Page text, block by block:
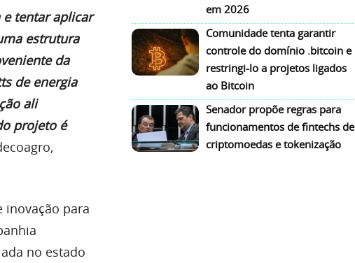
tentar aplicar
estrutura
da
de energia
ali
projeto é
inovação para
no estado
em 2026
Comunidade tenta garantir
controle do domínio .bitcoin e
restringi-lo a projetos ligados
ao Bitcoin
Senador propõe regras para
funcionamentos de fintechs de
criptomoedas e tokenização